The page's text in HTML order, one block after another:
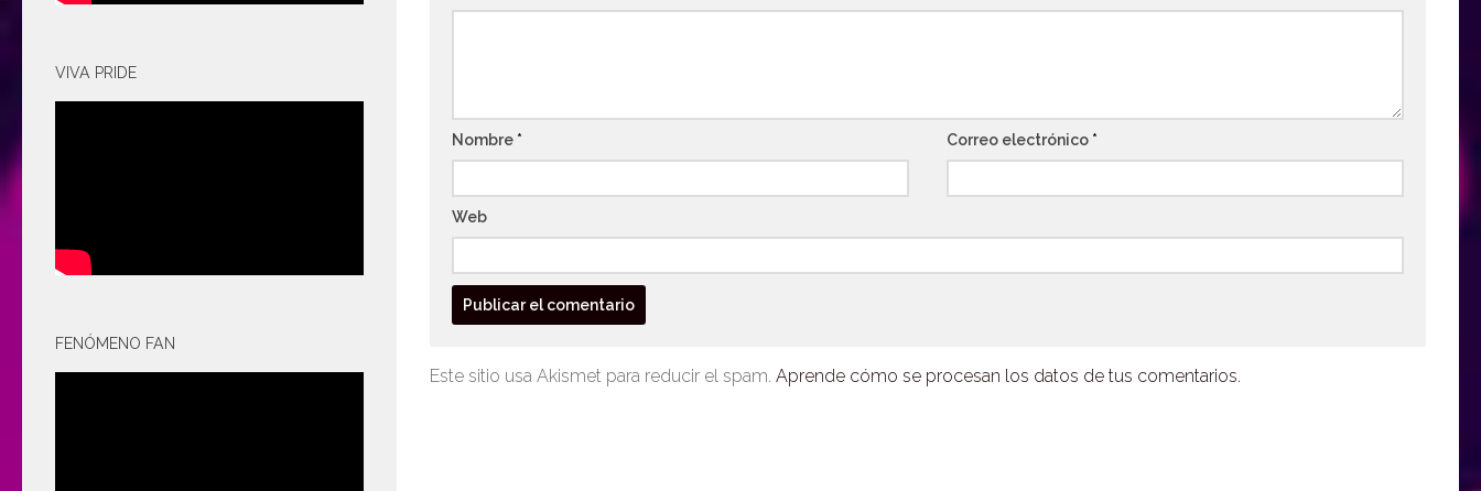
Nombre * Correo electrónico *
Web
Este sitio usa Akismet para reducir el spam. Aprende cómo se procesan los datos de tus comentarios.
VIVA PRIDE
FENÓMENO FAN